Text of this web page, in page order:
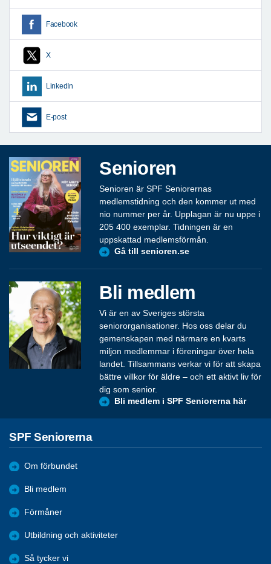
Facebook
X
LinkedIn
E-post
Senioren
Senioren är SPF Seniorernas
medlemstidning och den kommer ut med
nio nummer per år. Upplagan är nu uppe i
205 400 exemplar. Tidningen är en
uppskattad medlemsförmån.
Gå till senioren.se
Bli medlem
Vi är en av Sveriges största
seniororganisationer. Hos oss delar du
gemenskapen med närmare en kvarts
miljon medlemmar i föreningar över hela
landet. Tillsammans verkar vi för att skapa
bättre villkor för äldre – och ett aktivt liv för
dig som senior.
Bli medlem i SPF Seniorerna här
SPF Seniorerna
Om förbundet
Bli medlem
Förmåner
Utbildning och aktiviteter
Så tycker vi